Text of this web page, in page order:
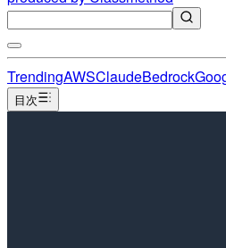
TrendingAWSClaudeBedrock
目次